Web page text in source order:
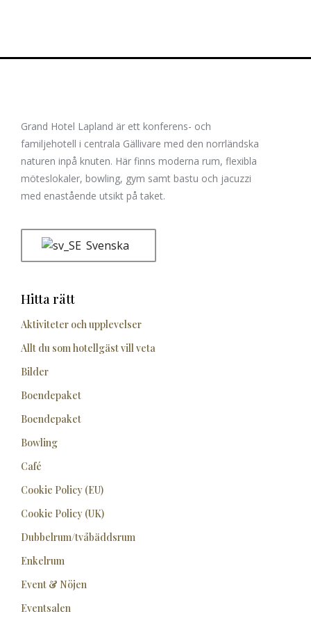
Grand Hotel Lapland är ett konferens- och
familjehotell i centrala Gällivare med den norrländska
naturen inpå knuten. Här finns moderna rum, flexibla
möteslokaler, bowling, gym samt bastu och jacuzzi
med enastående utsikt på taket.
Svenska
Hitta rätt
Aktiviteter och upplevelser
Allt du som hotellgäst vill veta
Bilder
Boendepaket
Boendepaket
Bowling
Café
Cookie Policy (EU)
Cookie Policy (UK)
Dubbelrum/tvåbäddsrum
Enkelrum
Event & Nöjen
Eventsalen